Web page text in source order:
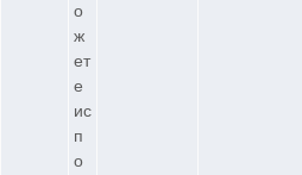
о
ж
ет
е
ис
п
о